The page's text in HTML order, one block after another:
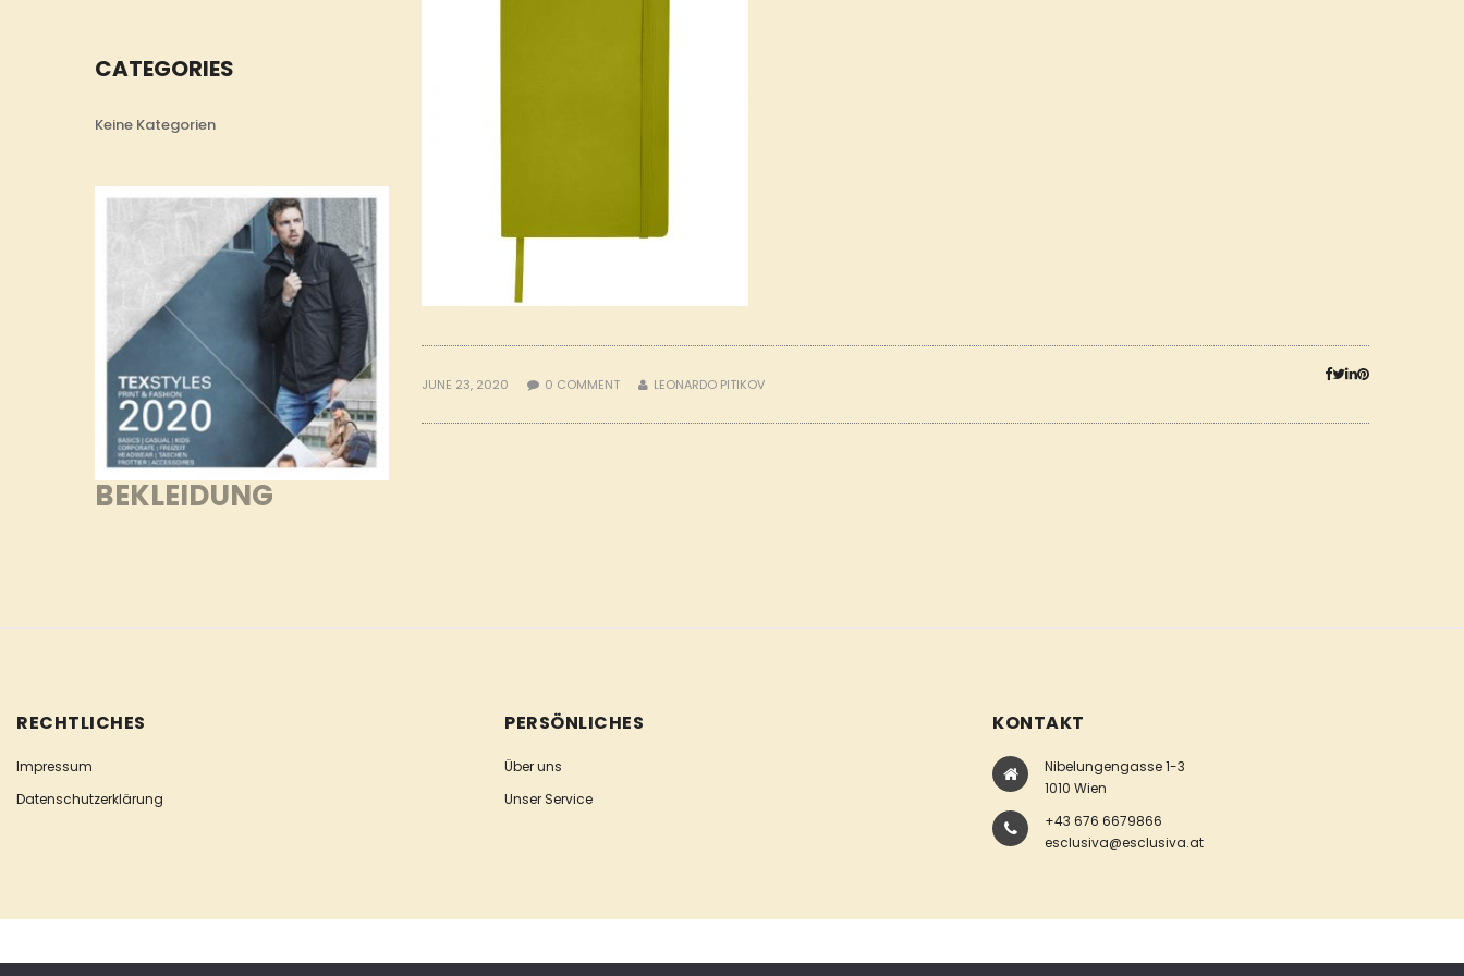
CATEGORIES
Keine Kategorien
BEKLEIDUNG
JUNE 23, 2020 0 COMMENT LEONARDO PITIKOV
RECHTLICHES
Impressum
Datenschutzerklärung
PERSÖNLICHES
Über uns
Unser Service
KONTAKT
Nibelungengasse 1-3
1010 Wien
+43 676 6679866
esclusiva@esclusiva.at